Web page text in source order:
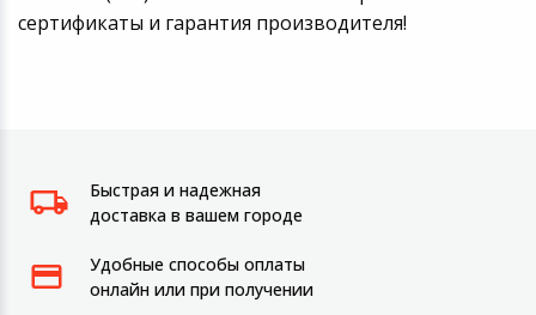
сертификаты и гарантия производителя!
Быстрая и надежная
доставка в вашем городе
Удобные способы оплаты
онлайн или при получении